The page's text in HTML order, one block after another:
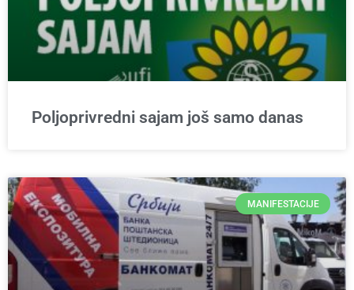
Poljoprivredni sajam još samo danas
MANIFESTACIJE